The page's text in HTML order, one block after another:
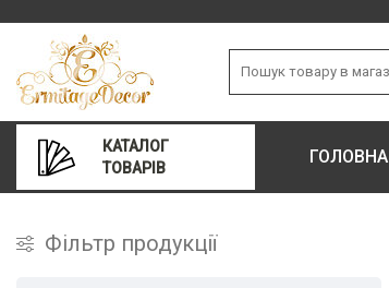
КАТАЛОГ
ТОВАРІВ
ГОЛОВНА
Фільтр продукції